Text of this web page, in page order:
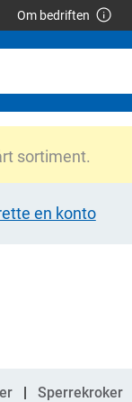
Om bedriften
sortiment.
en konto
Sperrekroker